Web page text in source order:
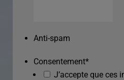
Anti-spam
Consentement*
J’accepte que ces